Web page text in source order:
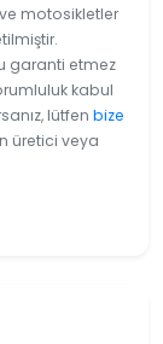
motosikletler
garanti etmez
kabul
lütfen bize
üretici veya